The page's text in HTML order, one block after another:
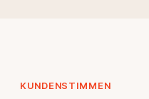
KUNDENSTIMMEN